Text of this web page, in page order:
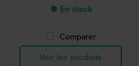
● En stock
Comparer
Voir les produits